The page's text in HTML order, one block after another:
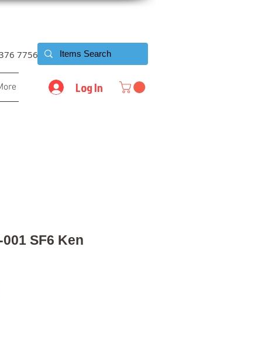
7756
Log In
SF6 Ken